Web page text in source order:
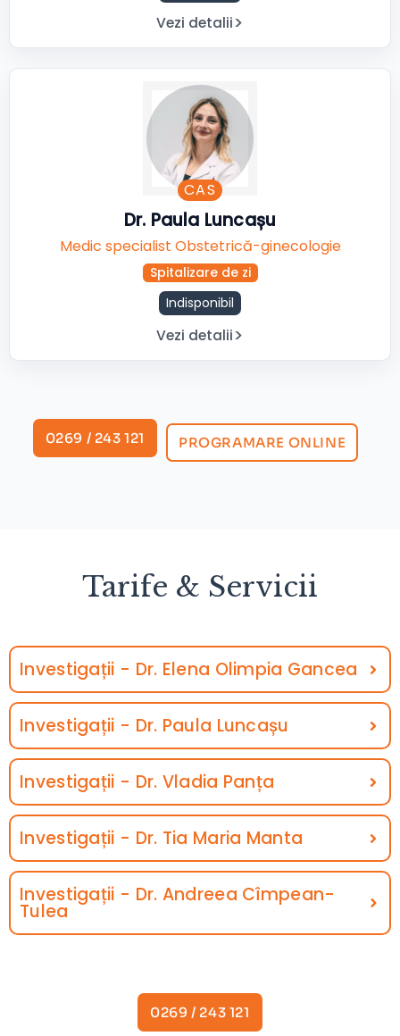
Vezi detalii
CAS
Dr. Paula Luncașu
Medic specialist Obstetrică-ginecologie
Spitalizare de zi
Indisponibil
Vezi detalii
0269 / 243 121 PROGRAMARE ONLINE
Tarife & Servicii
Investigații - Dr. Elena Olimpia Gancea
Investigații - Dr. Paula Luncașu
Investigații - Dr. Vladia Panța
Investigații - Dr. Tia Maria Manta
Investigații - Dr. Andreea Cîmpean-
Tulea
0269 / 243 121